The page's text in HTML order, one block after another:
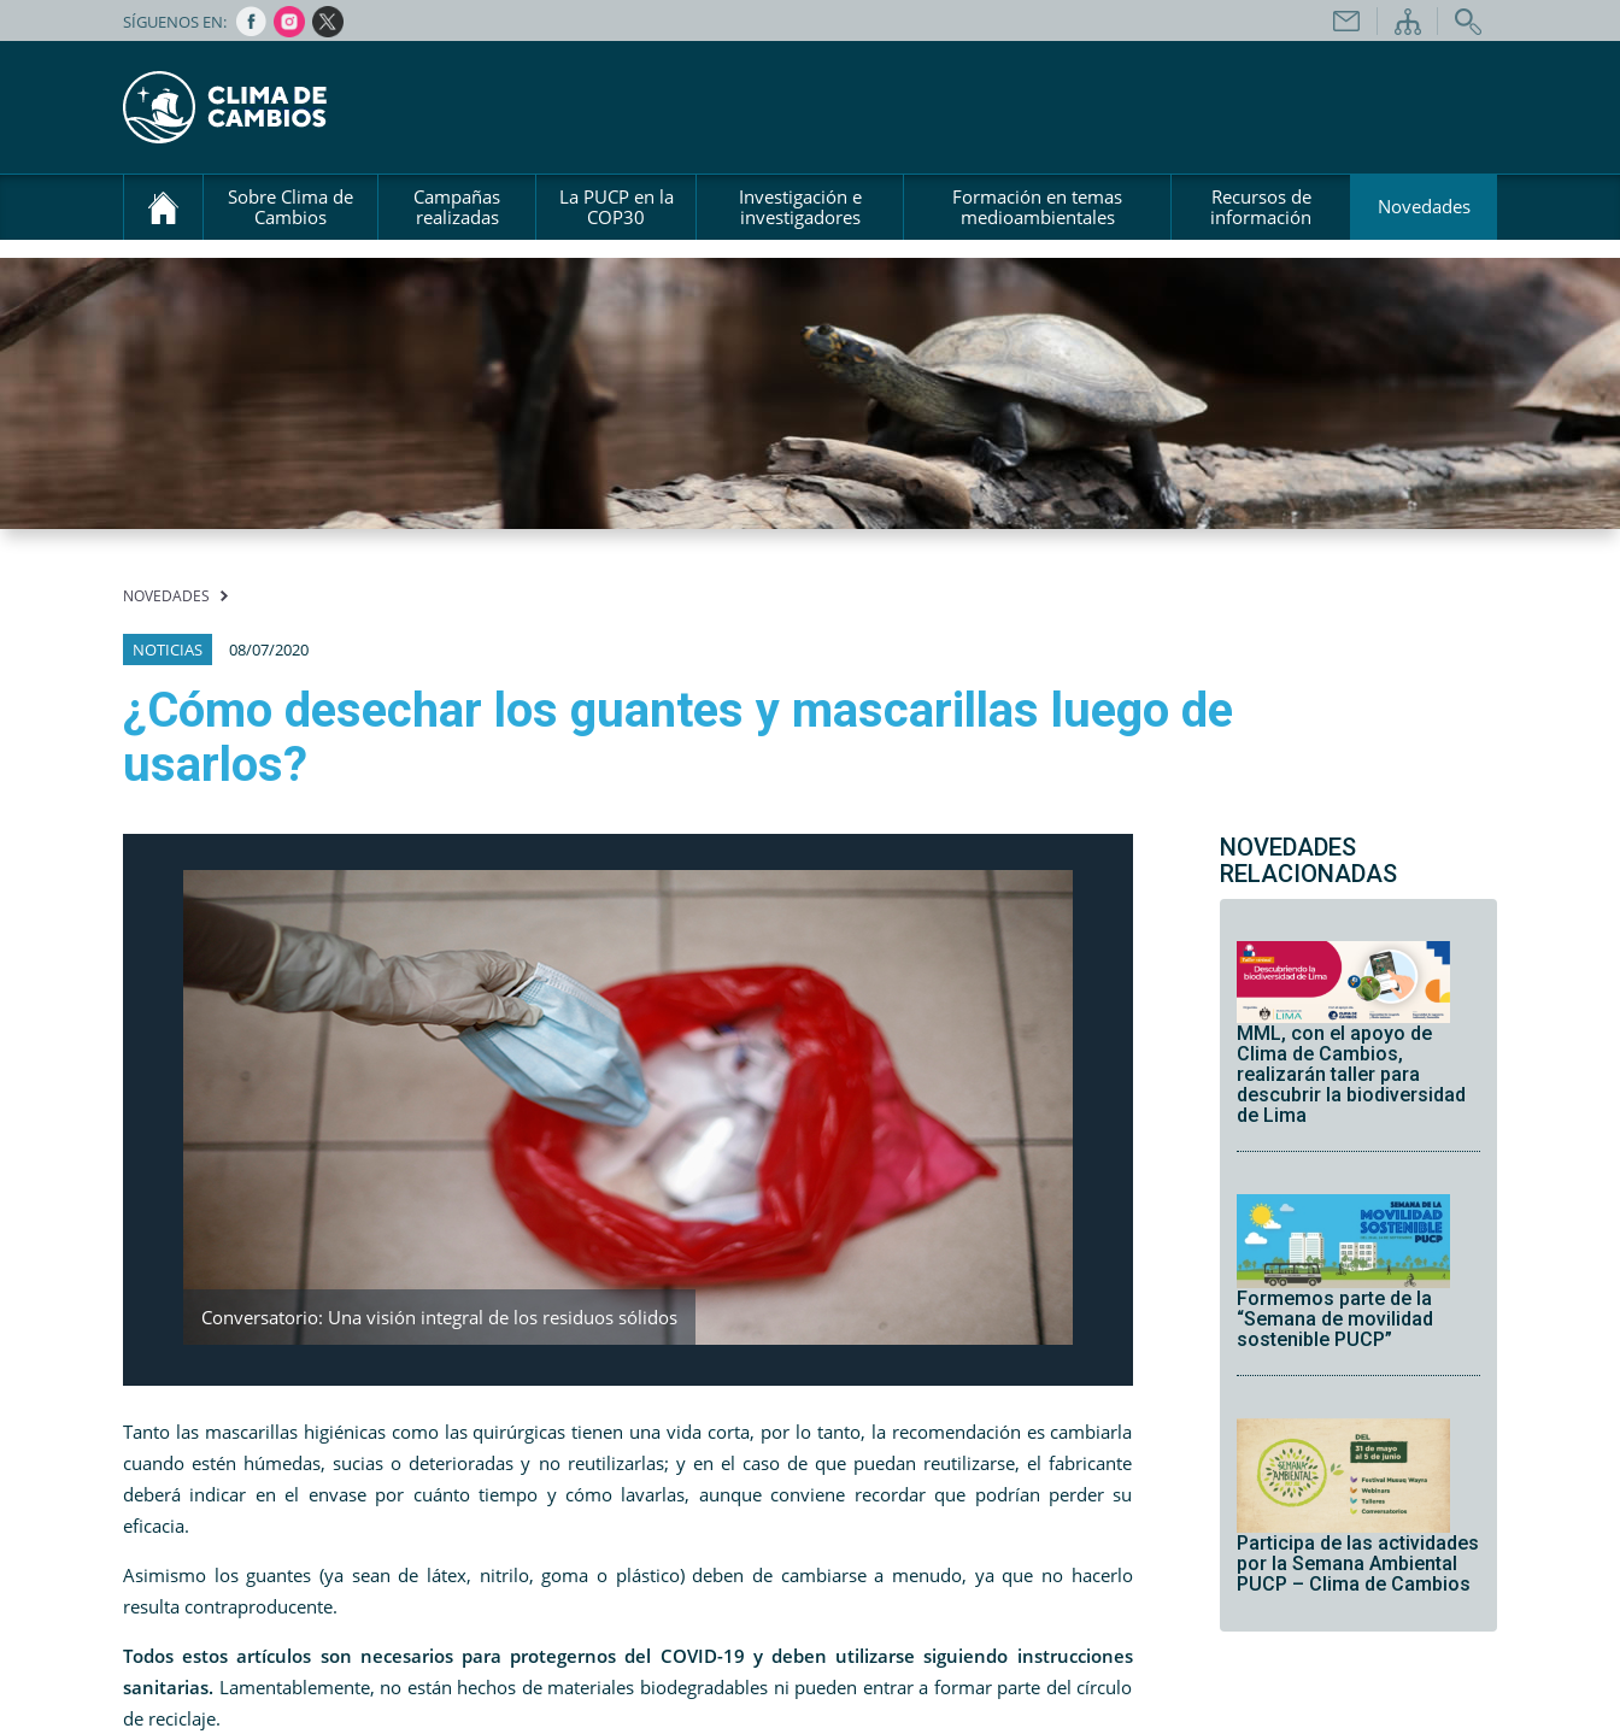
SÍGUENOS EN:
Sobre Clima de
Cambios
Campañas
realizadas
La PUCP en la
COP30
Investigación e
investigadores
Formación en temas
medioambientales
Recursos de
información
Novedades
NOVEDADES
NOTICIAS 08/07/2020
¿Cómo desechar los guantes y mascarillas luego de
usarlos?
Conversatorio: Una visión integral de los residuos sólidos
Tanto las mascarillas higiénicas como las quirúrgicas tienen una vida corta, por lo tanto, la recomendación es cambiarla
cuando estén húmedas, sucias o deterioradas y no reutilizarlas; y en el caso de que puedan reutilizarse, el fabricante
deberá indicar en el envase por cuánto tiempo y cómo lavarlas, aunque conviene recordar que podrían perder su
eficacia.
Asimismo los guantes (ya sean de látex, nitrilo, goma o plástico) deben de cambiarse a menudo, ya que no hacerlo
resulta contraproducente.
Todos estos artículos son necesarios para protegernos del COVID-19 y deben utilizarse siguiendo instrucciones
sanitarias. Lamentablemente, no están hechos de materiales biodegradables ni pueden entrar a formar parte del círculo
de reciclaje.
NOVEDADES
RELACIONADAS
MML, con el apoyo de
Clima de Cambios,
realizarán taller para
descubrir la biodiversidad
de Lima
Formemos parte de la
“Semana de movilidad
sostenible PUCP”
Participa de las actividades
por la Semana Ambiental
PUCP – Clima de Cambios